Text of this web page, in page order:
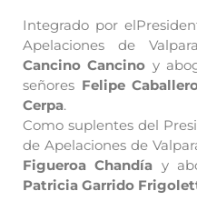
Integrado por
Apelaciones de
Cancino Cancino y
señores Felipe
Cerpa.
Como suplentes del
de Apelaciones de
Figueroa Chandía y
Patricia Garrido